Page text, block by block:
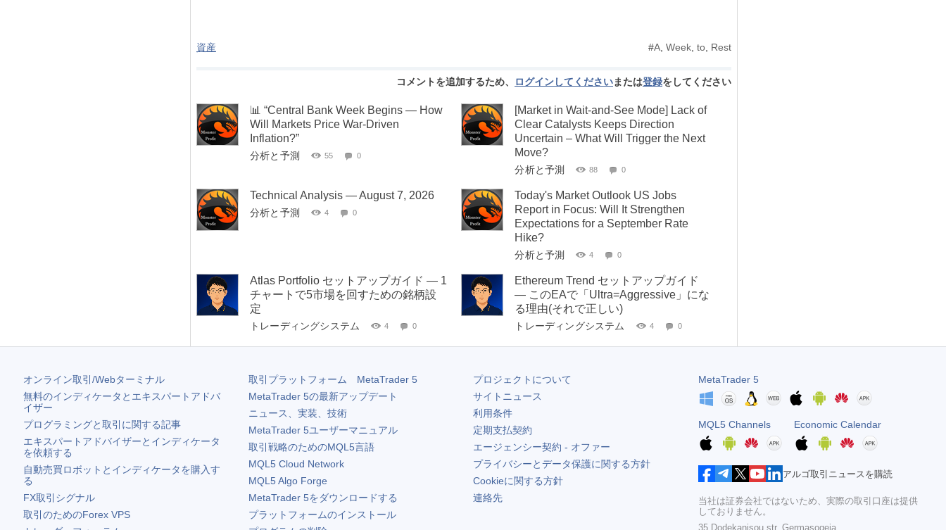
#A Week to Rest
資産
コメントを追加するため、 ログインしてくださいまたは登録をしてください
📊 “Central Bank Week Begins — How
Will Markets Price War-Driven
Inflation?”
分析と予測 55 0
[Market in Wait-and-See Mode] Lack of
Clear Catalysts Keeps Direction
Uncertain – What Will Trigger the Next
Move?
分析と予測 88 0
Technical Analysis — August 7, 2026
分析と予測 4 0
Today's Market Outlook US Jobs
Report in Focus: Will It Strengthen
Expectations for a September Rate
Hike?
分析と予測 4 0
Atlas Portfolio セットアップガイド — 1
チャートで5市場を回すための銘柄設
定
トレーディングシステム 4 0
Ethereum Trend セットアップガイド
— このEAで「Ultra=Aggressive」にな
る理由(それで正しい)
トレーディングシステム 4 0
オンライン取引/Webターミナル
無料のインディケータとエキスパートアドバ
イザー
プログラミングと取引に関する記事
エキスパートアドバイザーとインディケータ
を依頼する
自動売買ロボットとインディケータを購入す
る
FX取引シグナル
取引のためのForex VPS
取引プラットフォーム MetaTrader 5
MetaTrader 5の最新アップデート
ニュース、実装、技術
MetaTrader 5ユーザーマニュアル
取引戦略のためのMQL5言語
MQL5 Cloud Network
MQL5 Algo Forge
MetaTrader 5をダウンロードする
プラットフォームのインストール
プロジェクトについて
サイトニュース
利用条件
定期支払契約
エージェンシー契約 - オファー
プライバシーとデータ保護に関する方針
Cookieに関する方針
連絡先
MetaTrader 5
MQL5 Channels Economic Calendar
アルゴ取引ニュースを購読
当社は証券会社ではないため、実際の取引口座は提供
しておりません。
35 Dodekanisou str, Germasogeia,